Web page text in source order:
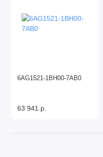
6AG1521-1BH00-7AB0
63 941 р.